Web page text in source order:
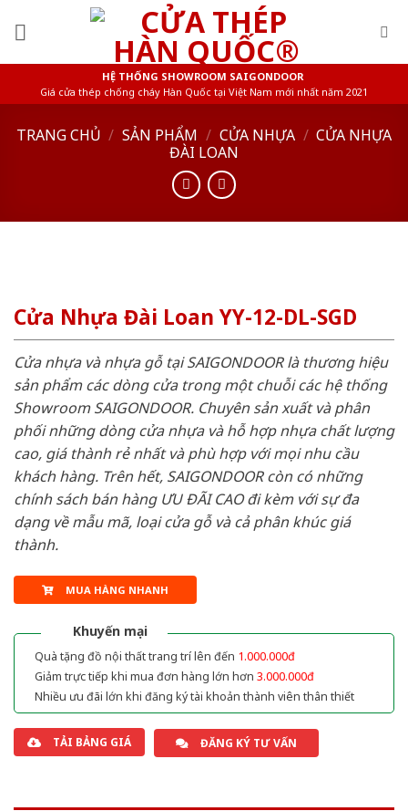
HỆ THỐNG SHOWROOM SAIGONDOOR
Giá cửa thép chống cháy Hàn Quốc tại Việt Nam mới nhất năm 2021
TRANG CHỦ / SẢN PHẨM / CỬA NHỰA / CỬA NHỰA
ĐÀI LOAN
Cửa Nhựa Đài Loan YY-12-DL-SGD
Cửa nhựa và nhựa gỗ tại SAIGONDOOR là thương hiệu
sản phẩm các dòng cửa trong một chuỗi các hệ thống
Showroom SAIGONDOOR. Chuyên sản xuất và phân
phối những dòng cửa nhựa và hỗ hợp nhựa chất lượng
cao, giá thành rẻ nhất và phù hợp với mọi nhu cầu
khách hàng. Trên hết, SAIGONDOOR còn có những
chính sách bán hàng ƯU ĐÃI CAO đi kèm với sự đa
dạng về mẫu mã, loại cửa gỗ và cả phân khúc giá
thành.
MUA HÀNG NHANH
Khuyến mại
Quà tặng đồ nội thất trang trí lên đến 1.000.000đ
Giảm trực tiếp khi mua đơn hàng lớn hơn 3.000.000đ
Nhiều ưu đãi lớn khi đăng ký tài khoản thành viên thân thiết
TẢI BẢNG GIÁ ĐĂNG KÝ TƯ VẤN